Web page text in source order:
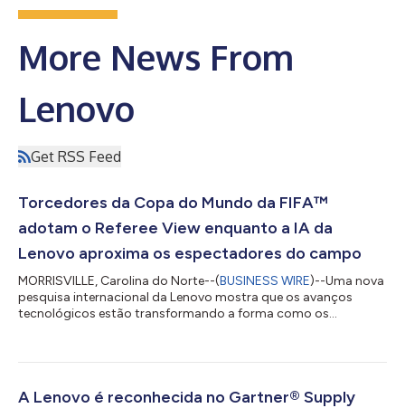
More News From
Lenovo
Get RSS Feed
Torcedores da Copa do Mundo da FIFA™
adotam o Referee View enquanto a IA da
Lenovo aproxima os espectadores do campo
MORRISVILLE, Carolina do Norte--(BUSINESS WIRE)--Uma nova
pesquisa internacional da Lenovo mostra que os avanços
tecnológicos estão transformando a forma como os
Segundo uma pesquisa realizada com torcedores de futebol
afirmam que a tecnologia está aprimorando sua experiência ao
A Lenovo é reconhecida no Gartner® Supply